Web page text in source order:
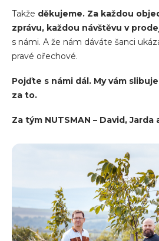
Takže děkujeme. Za každou
zprávu, každou návštěvu v
s námi. A že nám dáváte šanci
pravé ořechové.
Pojďte s námi dál. My vám
za to.
Za tým NUTSMAN – David,